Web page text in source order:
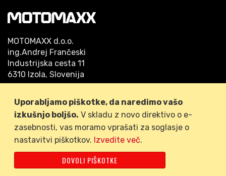
Uporabljamo piškotke, da naredimo vašo
izkušnjo boljšo. V skladu z novo direktivo o e-
zasebnosti, vas moramo vprašati za soglasje o
nastavitvi piškotkov. Izvedite več.
DOVOLI PIŠKOTKE
MOTOMAXX d.o.o.
ing.Andrej Frančeski
Industrijska cesta 11
6310 Izola, Slovenija
Telefon: 05/640 42 53
GSM: 041/778-509
FACEBOOK